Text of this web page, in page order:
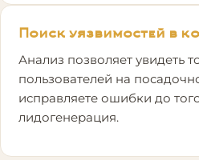
Поиск уязвимостей в
Анализ позволяет увидеть
пользователей на
исправляете ошибки до
лидогенерация.